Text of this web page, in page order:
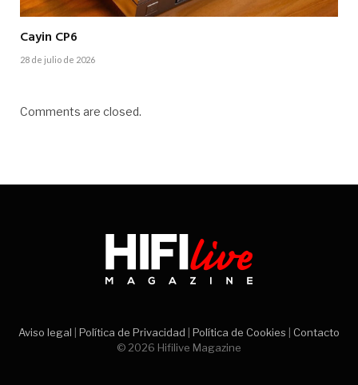
Cayin CP6
28 de julio de 2026
Comments are closed.
Aviso legal Política de Privacidad Política de Cookies
Contacto
© 2026 Hifilive Magazine